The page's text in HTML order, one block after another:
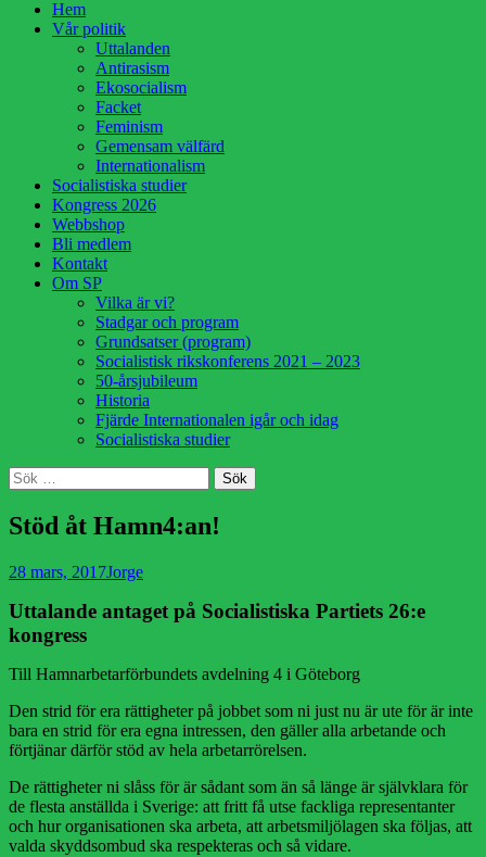
HoppaHem
Vår politik
Uttalanden
Antirasism
Ekosocialism
Facket
Feminism
Gemensam välfärd
Internationalism
Socialistiska studier
Kongress 2026
Webbshop
Bli medlem
Kontakt
Om SP
Vilka är vi?
Stadgar och program
Grundsatser (program)
Socialistisk rikskonferens 2021 – 2023
50-årsjubileum
Historia
Fjärde Internationalen igår och idag
Socialistiska studier
Sök
Sök
efter:
Stöd åt Hamn4:an!
Publicerad
28 mars, 2017Författare
Jorge
Uttalande antaget på Socialistiska Partiets 26:e
kongress
Till Hamnarbetarförbundets avdelning 4 i Göteborg
Den strid för era rättigheter på jobbet som ni just nu är ute för är inte
bara en strid för era egna intressen, den gäller alla arbetande och
förtjänar därför stöd av hela arbetarrörelsen.
De rättigheter ni slåss för är sådant som än så länge är självklara för
de flesta anställda i Sverige: att fritt få utse fackliga representanter
och hur organisationen ska arbeta, att arbetsmiljölagen ska följas, att
valda skyddsombud ska respekteras och så vidare.